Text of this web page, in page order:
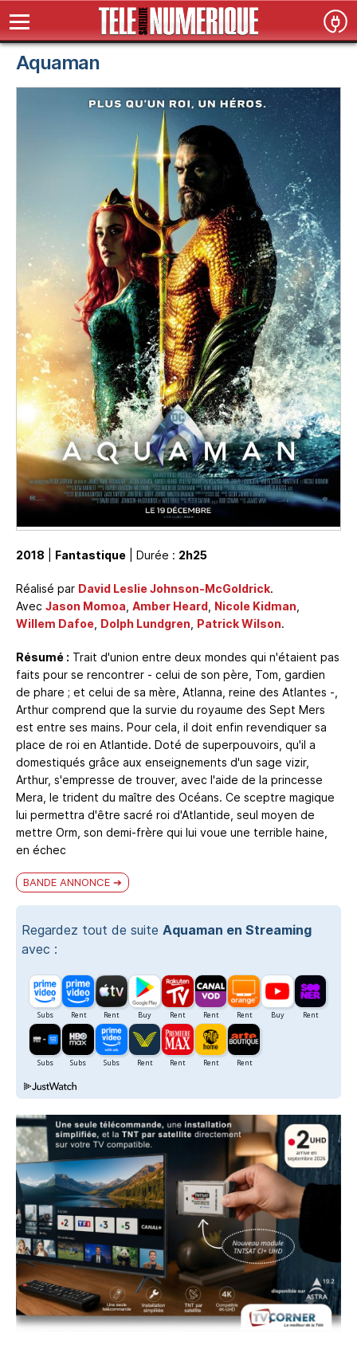
Aquaman
2018 Fantastique | Durée : 2h25
Réalisé par David Leslie Johnson-McGoldrick.
Avec Jason Momoa Amber Heard Nicole Kidman
Willem Dafoe Dolph Lundgren Patrick Wilson.
Résumé : Trait d'union entre deux mondes qui n'étaient pas
faits pour se rencontrer - celui de son père, Tom, gardien
de phare ; et celui de sa mère, Atlanna, reine des Atlantes -,
Arthur comprend que la survie du royaume des Sept Mers
est entre ses mains. Pour cela, il doit enfin revendiquer sa
place de roi en Atlantide. Doté de superpouvoirs, qu'il a
domestiqués grâce aux enseignements d'un sage vizir,
Arthur, s'empresse de trouver, avec l'aide de la princesse
Mera, le trident du maître des Océans. Ce sceptre magique
lui permettra d'être sacré roi d'Atlantide, seul moyen de
mettre Orm, son demi-frère qui lui voue une terrible haine,
en échec
BANDE ANNONCE
Regardez tout de suite Aquaman en Streaming
avec :